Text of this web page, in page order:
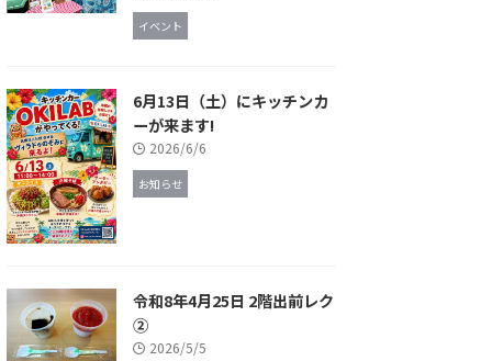
イベント
6月13日（土）にキッチンカ
ーが来ます!
2026/6/6
お知らせ
令和8年4月25日 2階出前レク
②
2026/5/5